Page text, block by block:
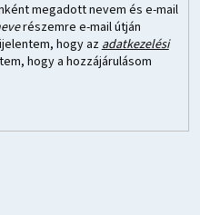
megadott nevem és e-mail
részemre e-mail útján
hogy azadatkezelési
hogy a hozzájárulásom